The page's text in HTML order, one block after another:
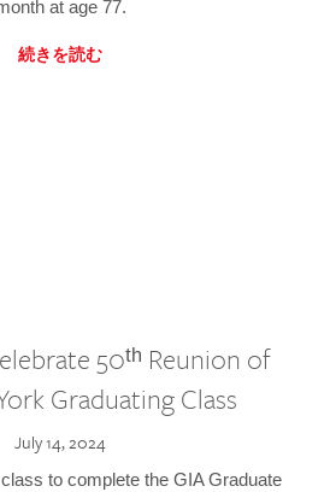
at age 77.
続きを読む
50ᵗʰ Reunion of
Graduating Class
July 14, 2024
to complete the GIA Graduate